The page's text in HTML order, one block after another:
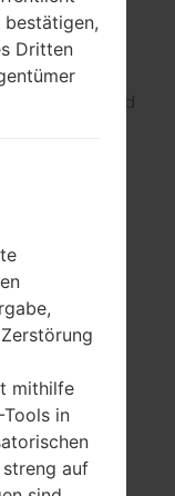
Batterie und
Dritten
mithilfe
in
auf